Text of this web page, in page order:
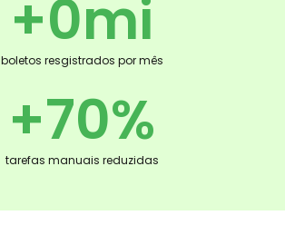
boletos resgistrados por mês
+0mi
tarefas manuais reduzidas
+70%